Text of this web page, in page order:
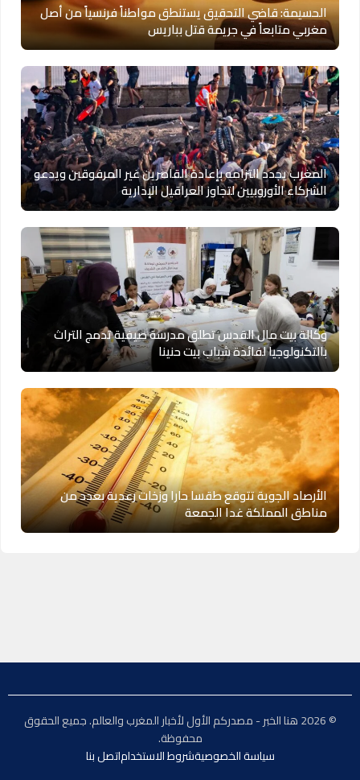
الحسيمة: قاضي التحقيق يستنطق مواطناً فرنسياً من أصل
مغربي متابعاً في جريمة قتل بباريس
المغرب يجدد التزامه بإعادة القاصرين غير المرفوقين ويدعو
الشركاء الأوروبيين لتجاوز العراقيل الإدارية
وكالة بيت مال القدس تطلق مدرسة صيفية تدمج التراث
بالتكنولوجيا لفائدة شباب بيت حنينا
الأرصاد الجوية تتوقع طقسا حارا وزخات رعدية بعدد من
مناطق المملكة غدا الجمعة
© 2026 هنا الخبر - مصدركم الأول لأخبار المغرب والعالم. جميع الحقوق
محفوظة.
سياسة الخصوصيةشروط الاستخداماتصل بنا